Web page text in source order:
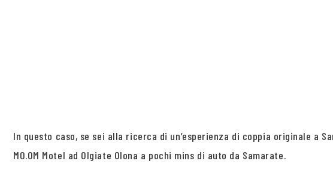
In questo caso, se sei alla ricerca di un’esperienza di coppia originale
MO.OM Motel ad Olgiate Olona a pochi mins di auto da Samarate.